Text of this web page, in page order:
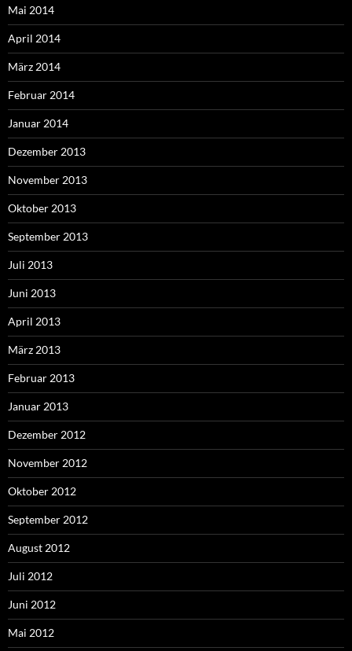
Mai 2014
April 2014
März 2014
Februar 2014
Januar 2014
Dezember 2013
November 2013
Oktober 2013
September 2013
Juli 2013
Juni 2013
April 2013
März 2013
Februar 2013
Januar 2013
Dezember 2012
November 2012
Oktober 2012
September 2012
August 2012
Juli 2012
Juni 2012
Mai 2012